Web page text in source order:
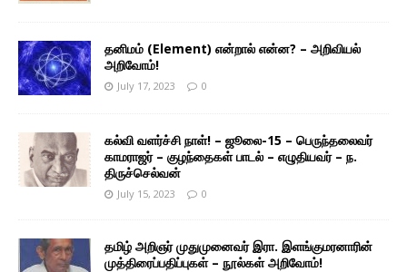
தனிமம் (Element) என்றால் என்ன? – அறிவியல்
அறிவோம்!
July 17, 2023 0
கல்வி வளர்ச்சி நாள்! – ஜூலை-15 – பெருந்தலைவர்
காமராஜர் – குழந்தைகள் பாடல் – எழுதியவர் – ந.
திருச்செல்வன்
July 15, 2023 0
தமிழ் அறிஞர் முதுமுனைவர் இரா. இளங்குமரனாரின்
முத்திரைப்பதிப்புகள் – நூல்கள் அறிவோம்!